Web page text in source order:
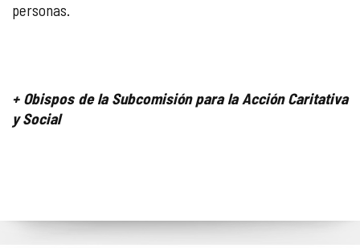
personas.
+ Obispos de la Subcomisión para la Acción Caritativa
y Social